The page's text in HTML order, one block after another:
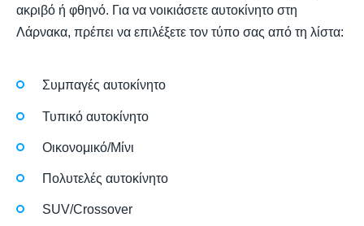
ακριβό ή φθηνό. Για να νοικιάσετε αυτοκίνητο στη
Λάρνακα, πρέπει να επιλέξετε τον τύπο σας από τη λίστα:
Συμπαγές αυτοκίνητο
Τυπικό αυτοκίνητο
Οικονομικό/Μίνι
Πολυτελές αυτοκίνητο
SUV/Crossover